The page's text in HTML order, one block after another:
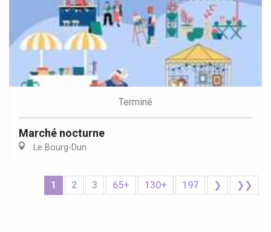
Terminé
Marché nocturne
Le Bourg-Dun
1 2 3 65+ 130+ 197 ❯ ❯❯